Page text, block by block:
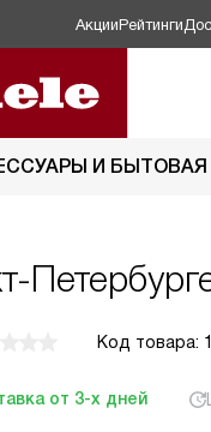
АкцииРейтинги
И БЫТОВАЯ
Код товара:
от 3-х дней